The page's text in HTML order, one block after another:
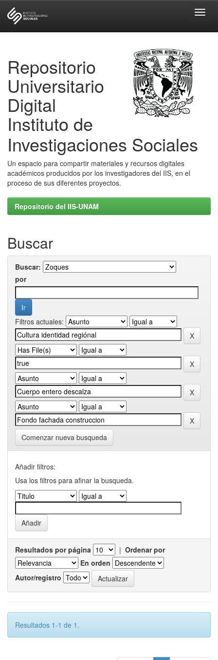
Repositorio
Universitario
Digital
Instituto de
Investigaciones Sociales
Un espacio para compartir materiales y recursos digitales
académicos producidos por los investigadores del IIS, en el
proceso de sus diferentes proyectos.
Repositorio del IIS-UNAM
Buscar
Buscar:
por
Filtros actuales:
Comenzar nueva busqueda
Añadir filtros:
Usa los filtros para afinar la busqueda.
Resultados por página | Ordenar por
En orden
Autor/registro
Resultados 1-1 de 1.